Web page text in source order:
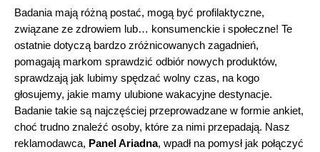
Badania mają różną postać, mogą być profilaktyczne,
związane ze zdrowiem lub… konsumenckie i społeczne! Te
ostatnie dotyczą bardzo zróżnicowanych zagadnień,
pomagają markom sprawdzić odbiór nowych produktów,
sprawdzają jak lubimy spędzać wolny czas, na kogo
głosujemy, jakie mamy ulubione wakacyjne destynacje.
Badanie takie są najczęściej przeprowadzane w formie ankiet,
choć trudno znaleźć osoby, które za nimi przepadają. Nasz
reklamodawca, Panel Ariadna, wpadł na pomysł jak połączyć